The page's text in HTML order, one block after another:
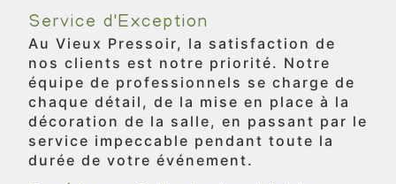
Service d'Exception
Au Vieux Pressoir, la satisfaction de
nos clients est notre priorité. Notre
équipe de professionnels se charge de
chaque détail, de la mise en place à la
décoration de la salle, en passant par le
service impeccable pendant toute la
durée de votre événement.